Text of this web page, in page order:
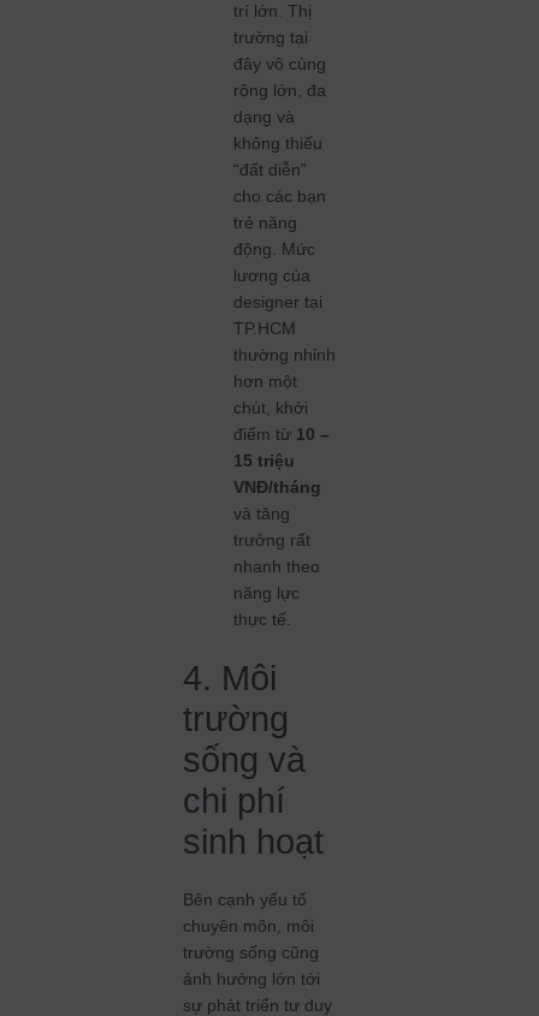
trí lớn. Thị
trường tại
đây vô cùng
rộng lớn, đa
dạng và
không thiếu
“đất diễn”
cho các bạn
trẻ năng
động. Mức
lương của
designer tại
TP.HCM
thường nhỉnh
hơn một
chút, khởi
điểm từ 10 –
15 triệu
VNĐ/tháng
và tăng
trưởng rất
nhanh theo
năng lực
thực tế.
4. Môi
trường
sống và
chi phí
sinh hoạt
Bên cạnh yếu tố
chuyên môn, môi
trường sống cũng
ảnh hưởng lớn tới
sự phát triển tư duy